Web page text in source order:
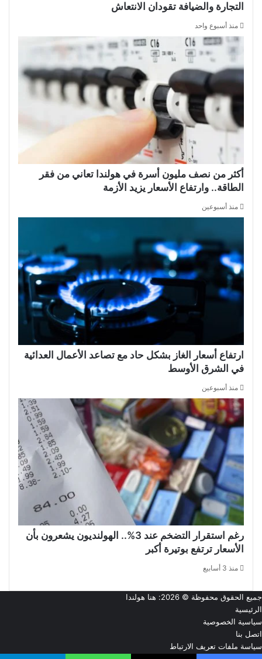
التجارة والضيافة تقودان الانتعاش
منذ أسبوع واحد
أكثر من نصف مليون أسرة في هولندا تعاني من فقر
الطاقة.. وارتفاع الأسعار يزيد الأزمة
منذ أسبوعين
ارتفاع أسعار الغاز بشكل حاد مع تصاعد الأعمال العدائية
في الشرق الأوسط
منذ أسبوعين
رغم استقرار التضخم عند 3%.. الهولنديون يشعرون بأن
الأسعار ترتفع بوتيرة أكبر
منذ 3 أسابيع
جميع الحقوق محفوظة © 2026:
هنا هولندا
الرئيسية
سياسية الخصوصية
اتصل بنا
سياسة ملفات تعريف الارتباط